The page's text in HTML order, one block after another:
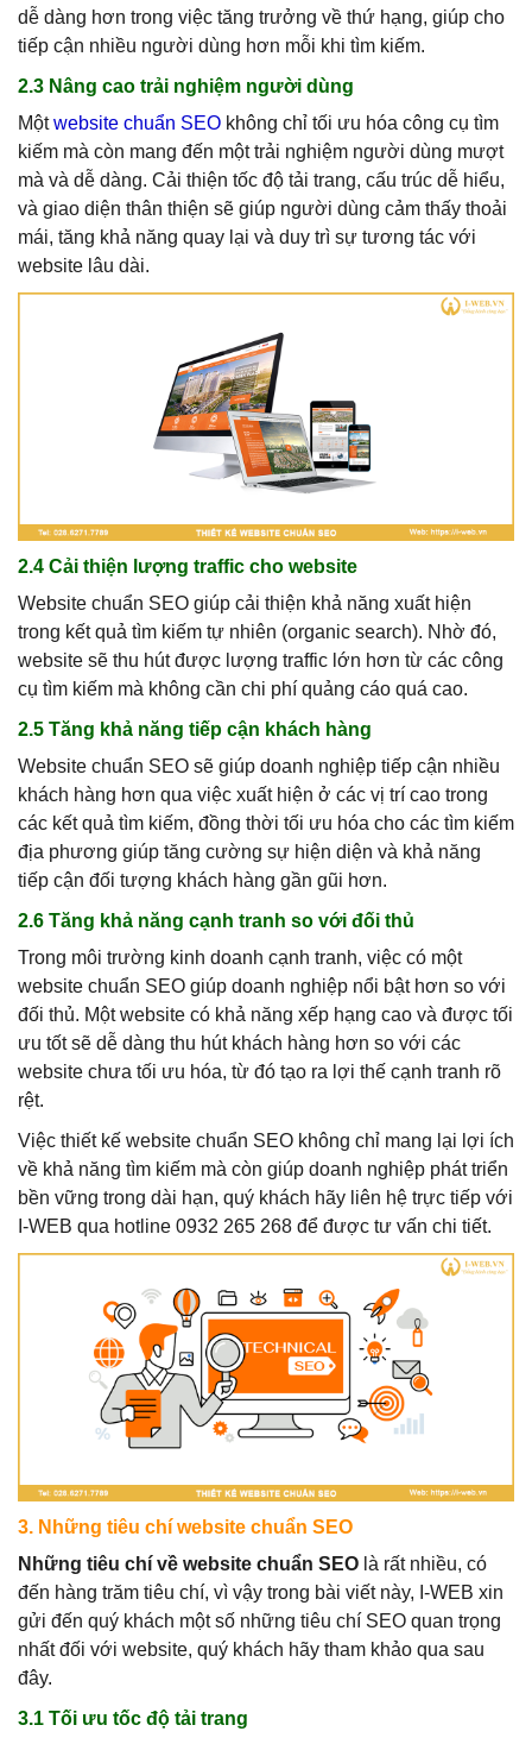
dễ dàng hơn trong việc tăng trưởng về thứ hạng, giúp cho
tiếp cận nhiều người dùng hơn mỗi khi tìm kiếm.
2.3 Nâng cao trải nghiệm người dùng
Mộtwebsite chuẩn SEO không chỉ tối ưu hóa công cụ tìm
kiếm mà còn mang đến một trải nghiệm người dùng mượt
mà và dễ dàng. Cải thiện tốc độ tải trang, cấu trúc dễ hiểu,
và giao diện thân thiện sẽ giúp người dùng cảm thấy thoải
mái, tăng khả năng quay lại và duy trì sự tương tác với
website lâu dài.
2.4 Cải thiện lượng traffic cho website
Website chuẩn SEO giúp cải thiện khả năng xuất hiện
trong kết quả tìm kiếm tự nhiên (organic search). Nhờ đó,
website sẽ thu hút được lượng traffic lớn hơn từ các công
cụ tìm kiếm mà không cần chi phí quảng cáo quá cao.
2.5 Tăng khả năng tiếp cận khách hàng
Website chuẩn SEO sẽ giúp doanh nghiệp tiếp cận nhiều
khách hàng hơn qua việc xuất hiện ở các vị trí cao trong
các kết quả tìm kiếm, đồng thời tối ưu hóa cho các tìm kiếm
địa phương giúp tăng cường sự hiện diện và khả năng
tiếp cận đối tượng khách hàng gần gũi hơn.
2.6 Tăng khả năng cạnh tranh so với đối thủ
Trong môi trường kinh doanh cạnh tranh, việc có một
website chuẩn SEO giúp doanh nghiệp nổi bật hơn so với
đối thủ. Một website có khả năng xếp hạng cao và được tối
ưu tốt sẽ dễ dàng thu hút khách hàng hơn so với các
website chưa tối ưu hóa, từ đó tạo ra lợi thế cạnh tranh rõ
rệt.
Việc thiết kế website chuẩn SEO không chỉ mang lại lợi ích
về khả năng tìm kiếm mà còn giúp doanh nghiệp phát triển
bền vững trong dài hạn, quý khách hãy liên hệ trực tiếp với
I-WEB qua hotline 0932 265 268 để được tư vấn chi tiết.
3. Những tiêu chí website chuẩn SEO
Những tiêu chí về website chuẩn SEO là rất nhiều, có
đến hàng trăm tiêu chí, vì vậy trong bài viết này, I-WEB xin
gửi đến quý khách một số những tiêu chí SEO quan trọng
nhất đối với website, quý khách hãy tham khảo qua sau
đây.
3.1 Tối ưu tốc độ tải trang